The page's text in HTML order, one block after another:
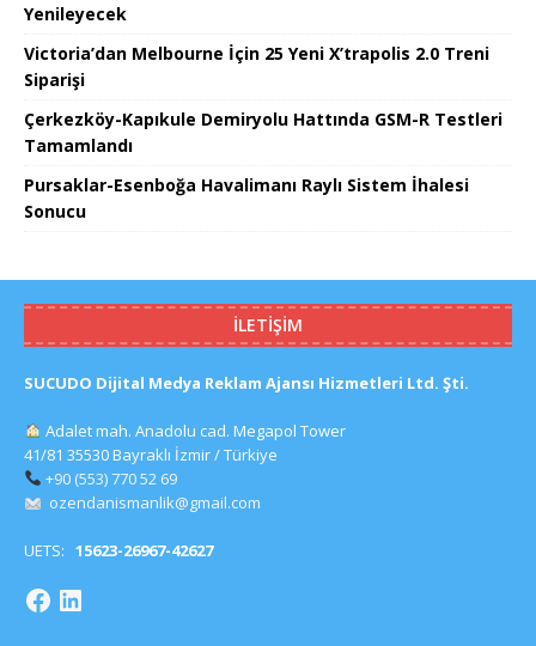
Yenileyecek
Victoria’dan Melbourne İçin 25 Yeni X’trapolis 2.0 Treni
Siparişi
Çerkezköy-Kapıkule Demiryolu Hattında GSM-R Testleri
Tamamlandı
Pursaklar-Esenboğa Havalimanı Raylı Sistem İhalesi
Sonucu
İLETIŞIM
SUCUDO Dijital Medya Reklam Ajansı Hizmetleri Ltd. Şti.
Adalet mah. Anadolu cad. Megapol Tower
41/81 35530 Bayraklı İzmir / Türkiye
+90 (553) 770 52 69
ozendanismanlik@gmail.com
UETS: 15623-26967-42627